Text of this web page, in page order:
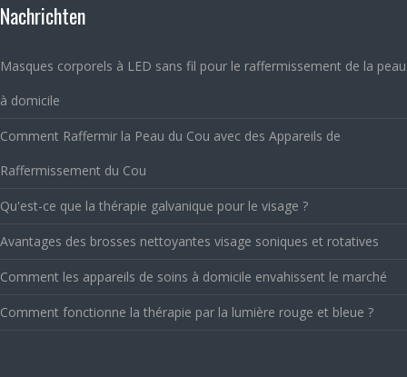
Nachrichten
Masques corporels à LED sans fil pour le raffermissement de la peau
à domicile
Comment Raffermir la Peau du Cou avec des Appareils de
Raffermissement du Cou
Qu'est-ce que la thérapie galvanique pour le visage ?
Avantages des brosses nettoyantes visage soniques et rotatives
Comment les appareils de soins à domicile envahissent le marché
Comment fonctionne la thérapie par la lumière rouge et bleue ?